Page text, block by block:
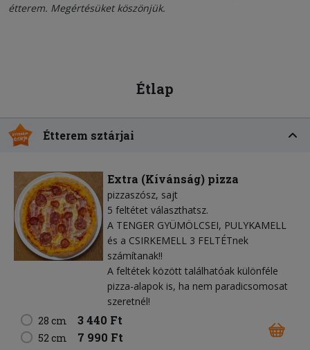
étterem. Megértésüket köszönjük.
Étlap
Étterem sztárjai
Extra (Kívánság) pizza
pizzaszósz sajt
5 feltétet választhatsz.
A TENGER GYÜMÖLCSEI, PULYKAMELL
és a CSIRKEMELL 3 FELTÉTnek
számítanak!!
A feltétek között találhatóak különféle
pizza-alapok is, ha nem paradicsomosat
szeretnél!
28 cm
3 440 Ft
52 cm 7 990 Ft